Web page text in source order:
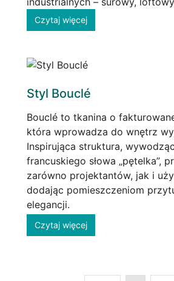
Czytaj więcej
Styl Bouclé
Bouclé to tkanina o
która wprowadza do wnętrz
Inspirująca struktura,
francuskiego słowa „pętelka”,
zarówno projektantów, jak i
dodając pomieszczeniom
elegancji.
Czytaj więcej